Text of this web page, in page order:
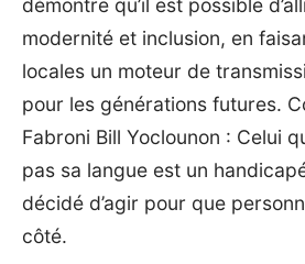
démontre qu’il est possible
modernité et inclusion, en
locales un moteur de
pour les générations futures.
Fabroni Bill Yoclounon : Celui
pas sa langue est un
décidé d’agir pour que
côté.